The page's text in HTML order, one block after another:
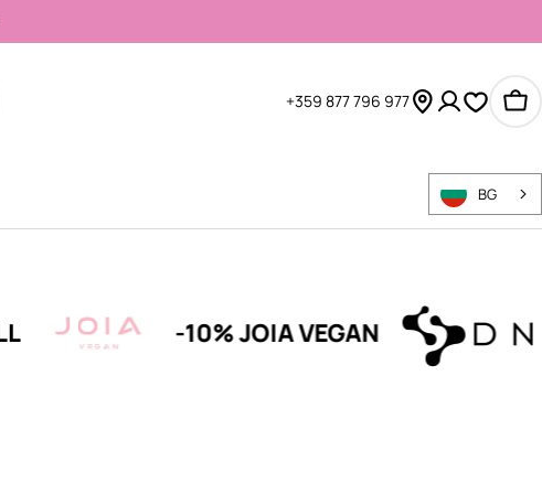
+359 877 796 977
BG
-10% JOIA VEGAN